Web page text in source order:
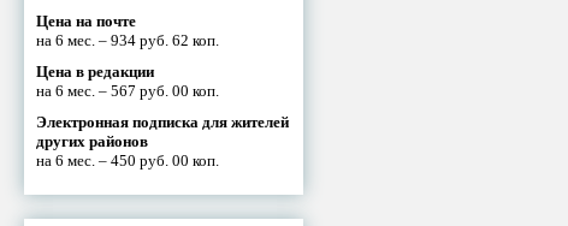
Цена на почте
на 6 мес. – 934 руб. 62 коп.
Цена в редакции
на 6 мес. – 567 руб. 00 коп.
Электронная подписка для жителей
других районов
на 6 мес. – 450 руб. 00 коп.